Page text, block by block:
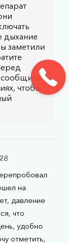
дыхание
заметили
сообщите
чтобы
на
давление
что
удобно
отметить,